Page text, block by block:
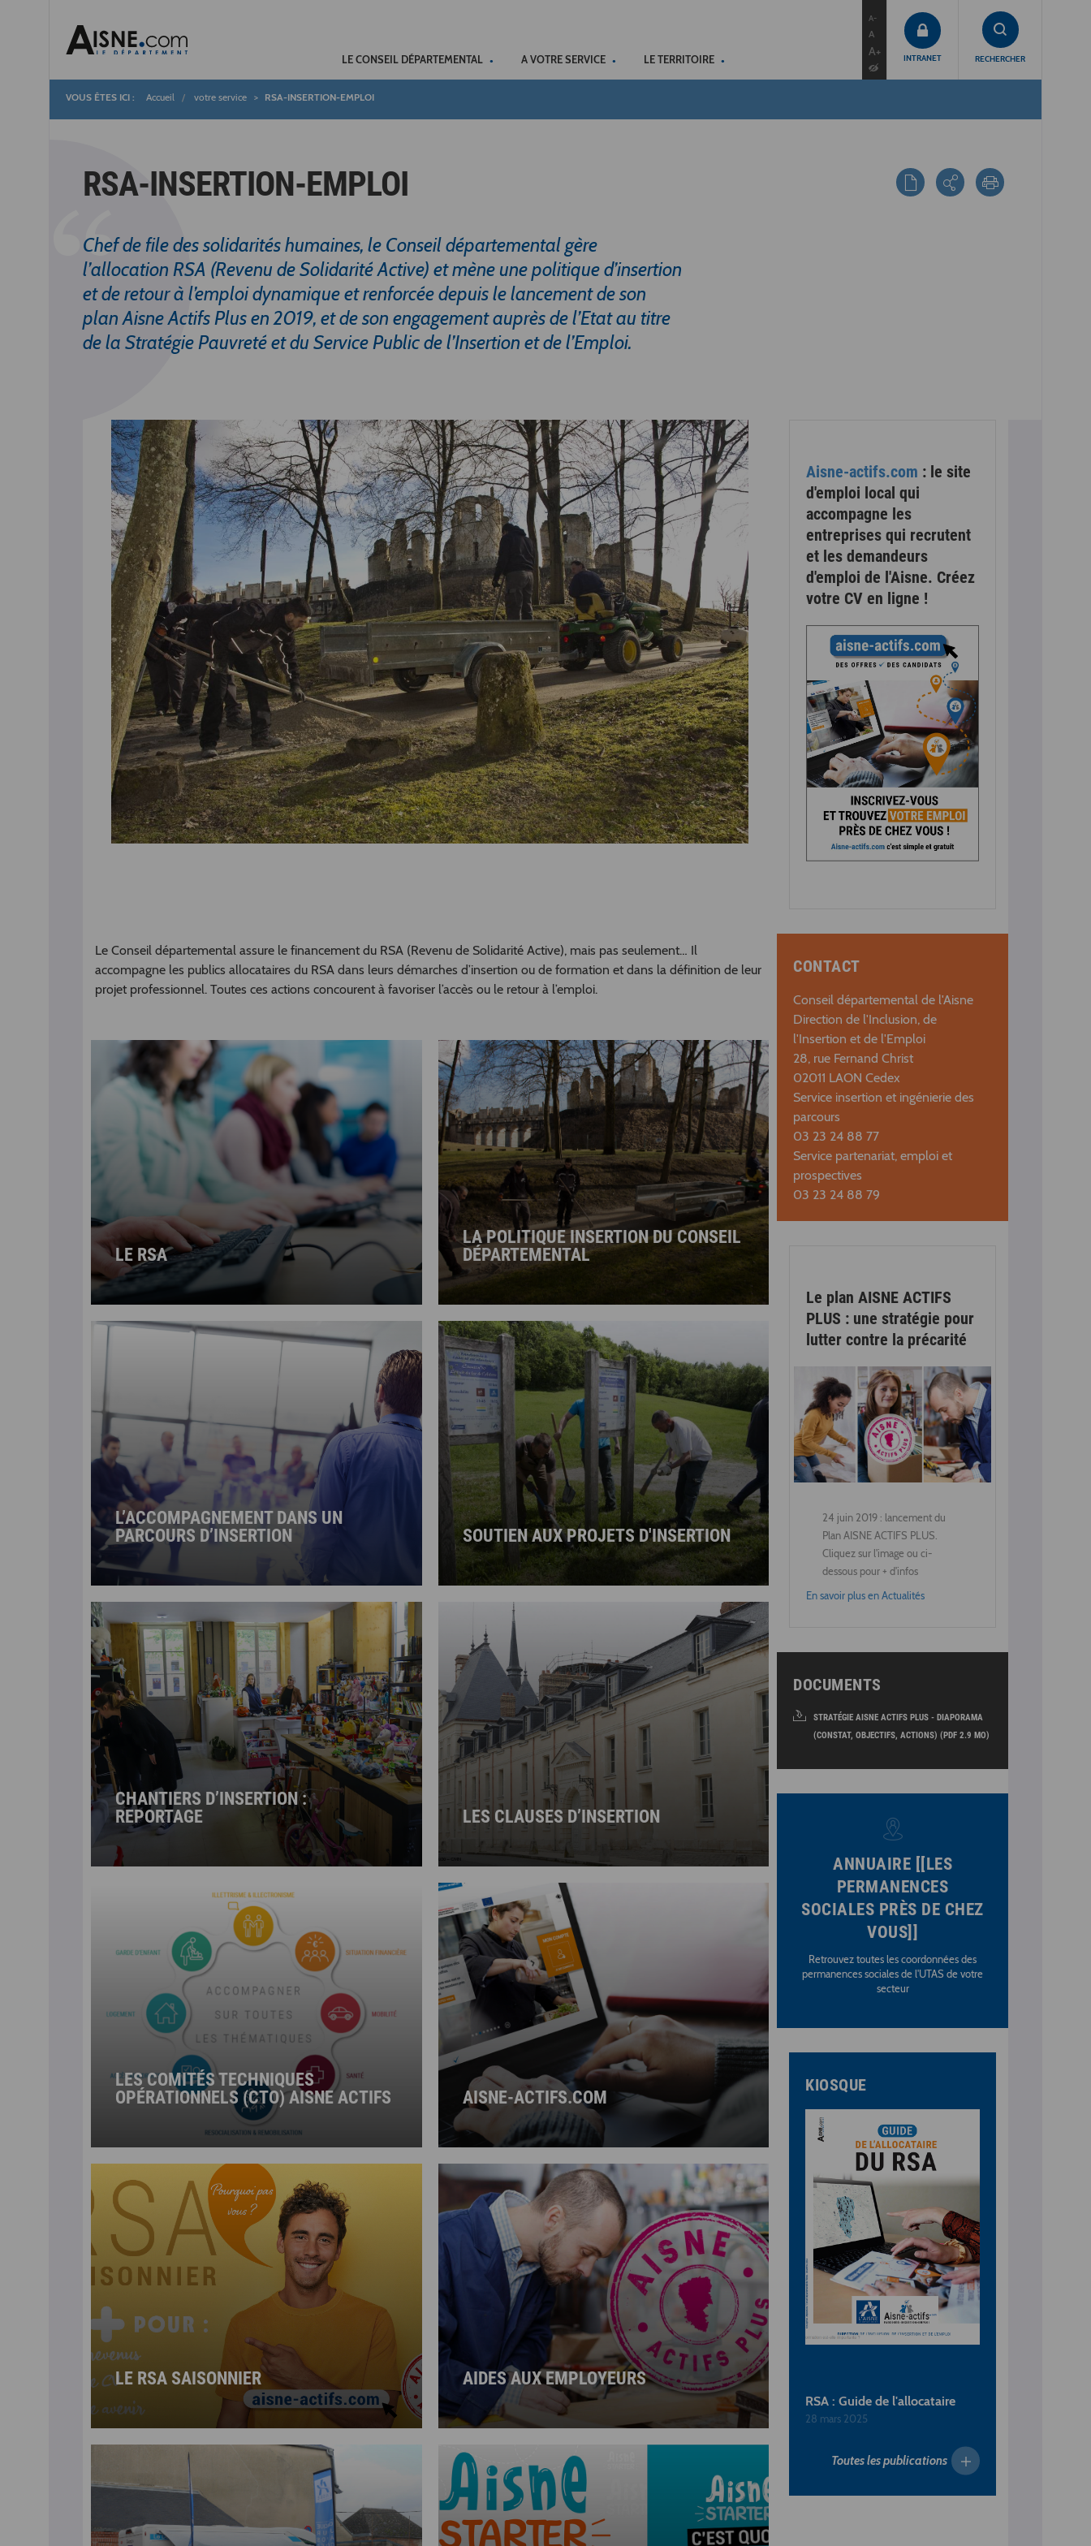
LE CONSEIL DÉPARTEMENTAL A VOTRE SERVICE LE TERRITOIRE
A-
A
A+ INTRANET RECHERCHER
Fil
Accueil votre service RSA-INSERTION-EMPLOI
RSA-INSERTION-EMPLOI
Chef de file des solidarités humaines, le Conseil départemental gère
l’allocation RSA (Revenu de Solidarité Active) et mène une politique d’insertion
et de retour à l’emploi dynamique et renforcée depuis le lancement de son
plan Aisne Actifs Plus en 2019, et de son engagement auprès de l’Etat au titre
de la Stratégie Pauvreté et du Service Public de l’Insertion et de l’Emploi.
Le Conseil départemental assure le financement du RSA (Revenu de Solidarité Active), mais pas seulement… Il
accompagne les publics allocataires du RSA dans leurs démarches d’insertion ou de formation et dans la définition de leur
projet professionnel. Toutes ces actions concourent à favoriser l’accès ou le retour à l’emploi.
LE RSA
LA POLITIQUE INSERTION DU CONSEIL
DÉPARTEMENTAL
L’ACCOMPAGNEMENT DANS UN
PARCOURS D’INSERTION
SOUTIEN AUX PROJETS D'INSERTION
CHANTIERS D’INSERTION :
REPORTAGE
LES CLAUSES D’INSERTION
LES COMITÉS TECHNIQUES
OPÉRATIONNELS (CTO) AISNE ACTIFS
AISNE-ACTIFS.COM
LE RSA SAISONNIER AIDES AUX EMPLOYEURS
Aisne-actifs.com : le site
d'emploi local qui
accompagne les
entreprises qui recrutent
et les demandeurs
d'emploi de l'Aisne. Créez
votre CV en ligne !
CONTACT
Conseil départemental de l'Aisne
Direction de l'Inclusion, de
l'Insertion et de l'Emploi
28, rue Fernand Christ
02011 LAON Cedex
Service insertion et ingénierie des
parcours
03 23 24 88 77
Service partenariat, emploi et
prospectives
03 23 24 88 79
Le plan AISNE ACTIFS
PLUS : une stratégie pour
lutter contre la précarité
24 juin 2019 : lancement du
Plan AISNE ACTIFS PLUS.
Cliquez sur l'image ou ci-
dessous pour + d'infos
En savoir plus en Actualités
DOCUMENTS
STRATÉGIE AISNE ACTIFS PLUS - DIAPORAMA
(CONSTAT, OBJECTIFS, ACTIONS) (PDF 2.9 MO)
ANNUAIRE [[LES
PERMANENCES
SOCIALES PRÈS DE CHEZ
VOUS]]
Retrouvez toutes les coordonnées des
permanences sociales de l'UTAS de votre
secteur
KIOSQUE
RSA : Guide de l'allocataire
28 mars 2025
Toutes les publications